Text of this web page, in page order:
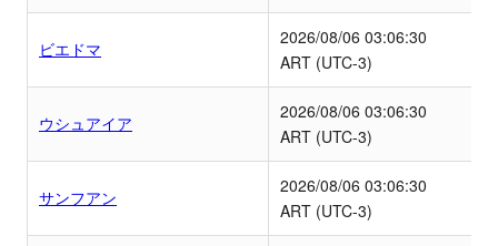
ビエドマ
2026/08/06 03:06:30
ART (UTC-3)
ウシュアイア
2026/08/06 03:06:30
ART (UTC-3)
サンフアン
2026/08/06 03:06:30
ART (UTC-3)